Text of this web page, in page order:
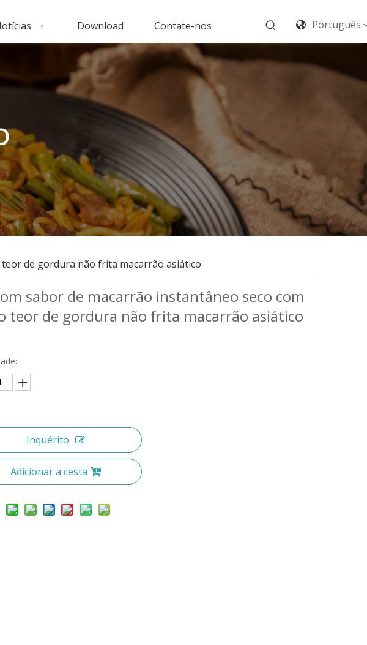
Download Contate-nos Português
de gordura não frita macarrão asiático
sabor de macarrão instantâneo seco com
teor de gordura não frita macarrão asiático
Inquérito
Adicionar a cesta